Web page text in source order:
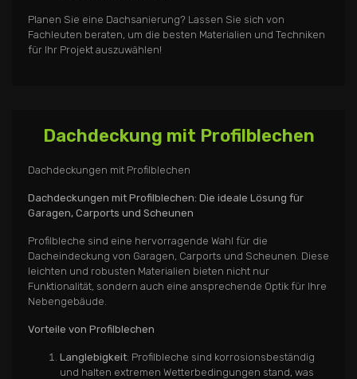
Planen Sie eine Dachsanierung? Lassen Sie sich von
Fachleuten beraten, um die besten Materialien und Techniken
für Ihr Projekt auszuwählen!
Dachdeckung mit Profilblechen
Dachdeckungen mit Profilblechen
Dachdeckungen mit Profilblechen: Die ideale Lösung für
Garagen, Carports und Scheunen
Profilbleche sind eine hervorragende Wahl für die
Dacheindeckung von Garagen, Carports und Scheunen. Diese
leichten und robusten Materialien bieten nicht nur
Funktionalität, sondern auch eine ansprechende Optik für Ihre
Nebengebäude.
Vorteile von Profilblechen
Langlebigkeit: Profilbleche sind korrosionsbeständig
und halten extremen Wetterbedingungen stand, was